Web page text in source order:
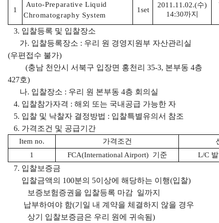
1
Auto-Preparative Liquid
Chromatography System
1set
2011.11.02.(수)
14:30까지
3. 입찰등록 및 입찰장소
가. 입찰등록장소 : 우리 원 경영지원부 자산관리실
(우편접수 불가)
(충남 천안시 서북구 입장면 홍천리 35-3, 본부동 4층
427호)
나. 입찰장소 : 우리 원 본부동 4층 회의실
4. 입찰참가자격 : 해외 또는 국내공급 가능한 자
5. 입찰 및 낙찰자 결정방법 : 입찰특별유의서 참조
6. 가격조건 및 공급기간
Item no. 가격조건
1
FCA(International Airport) 기준 L/C
7. 입찰보증금
입찰금액의 100분의 5이상에 해당하는 이행(입찰)
보증보험증권을 입찰등록 마감 일까지
납부하여야 함(기일 내 계약을 체결하지 않을 경우
상기 입찰보증금은 우리 원에 귀속됨)